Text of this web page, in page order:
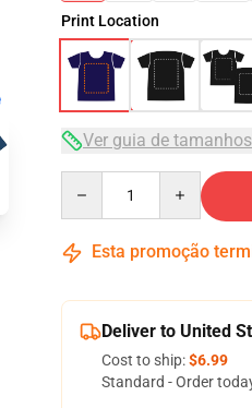
Print Location
Ver guia de tamanhos
Esta promoção
Deliver to United
Cost to ship:$6.99
Standard - Order